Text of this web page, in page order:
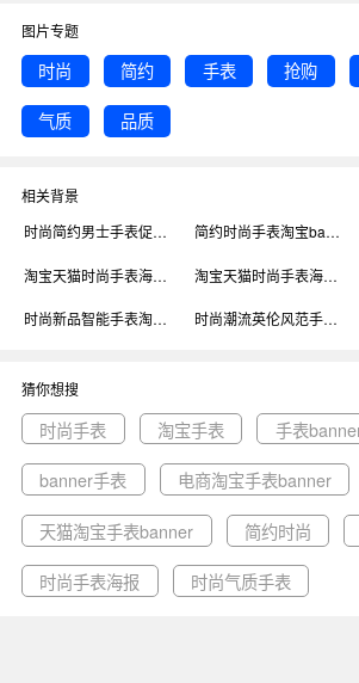
兴趣，赶快点击编辑吧！
图片专题
时尚 简约 手表 抢购
气质 品质
相关背景
时尚简约男士手表促销淘宝banner背景
简约时尚手表淘宝banner背景
淘宝天猫时尚手表海报banner 背景 淘宝天猫时尚手表海报banner背景
时尚新品智能手表淘宝banner背景 时尚潮流英伦风范手表淘宝banner背景
猜你想搜
时尚手表 淘宝手表 手表
banner手表 电商淘宝手表banner
天猫淘宝手表banner 简约时尚
时尚手表海报 时尚气质手表